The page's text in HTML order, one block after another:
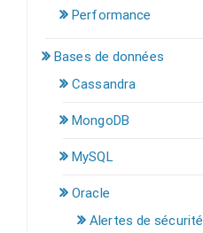
Performance
Bases de données
Cassandra
MongoDB
MySQL
Oracle
Alertes de sécurité